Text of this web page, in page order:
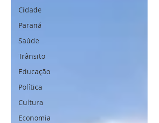
Cidade
Paraná
Saúde
Trânsito
Educação
Política
Cultura
Economia